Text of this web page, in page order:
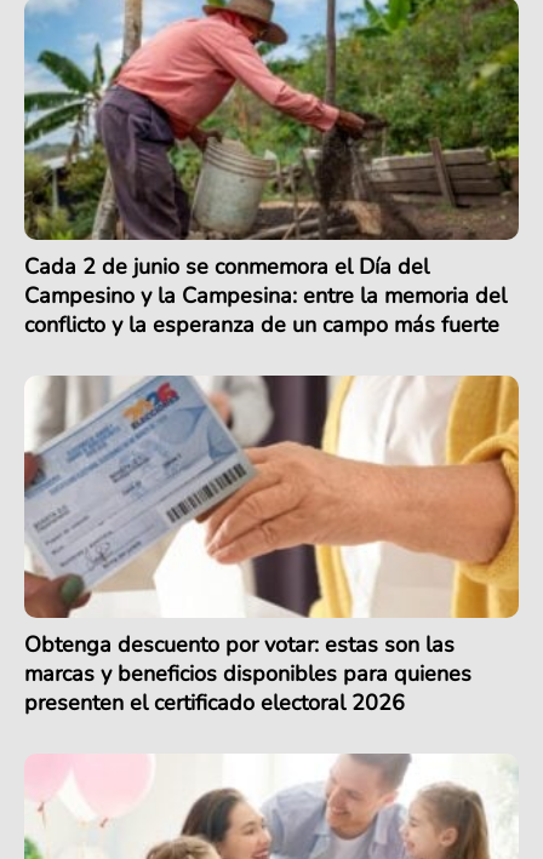
Cada 2 de junio se conmemora el Día del
Campesino y la Campesina: entre la memoria del
conflicto y la esperanza de un campo más fuerte
Obtenga descuento por votar: estas son las
marcas y beneficios disponibles para quienes
presenten el certificado electoral 2026